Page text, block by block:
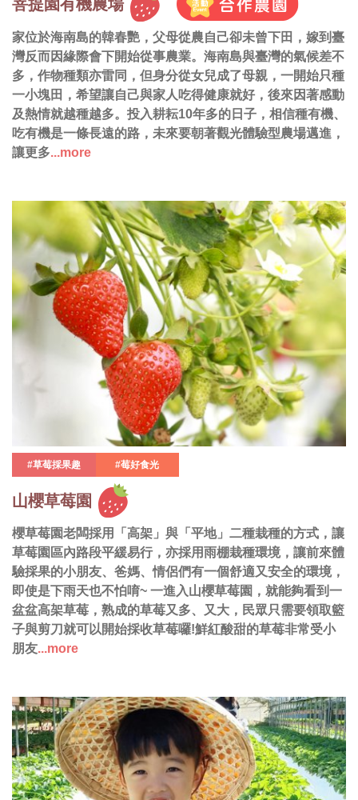
菩提園有機農場
家位於海南島的韓春艷，父母從農自己卻未曾下田，嫁到臺
灣反而因緣際會下開始從事農業。海南島與臺灣的氣候差不
多，作物種類亦雷同，但身分從女兒成了母親，一開始只種
一小塊田，希望讓自己與家人吃得健康就好，後來因著感動
及熱情就越種越多。投入耕耘10年多的日子，相信種有機、
吃有機是一條長遠的路，未來要朝著觀光體驗型農場邁進，
讓更多...more
#草莓採果趣 #莓好食光
山櫻草莓園
櫻草莓園老闆採用「高架」與「平地」二種栽種的方式，讓
草莓園區內路段平緩易行，亦採用雨棚栽種環境，讓前來體
驗採果的小朋友、爸媽、情侶們有一個舒適又安全的環境，
即使是下雨天也不怕唷~ 一進入山櫻草莓園，就能夠看到一
盆盆高架草莓，熟成的草莓又多、又大，民眾只需要領取籃
子與剪刀就可以開始採收草莓囉!鮮紅酸甜的草莓非常受小
朋友...more